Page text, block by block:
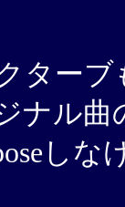
ター
ナル
し